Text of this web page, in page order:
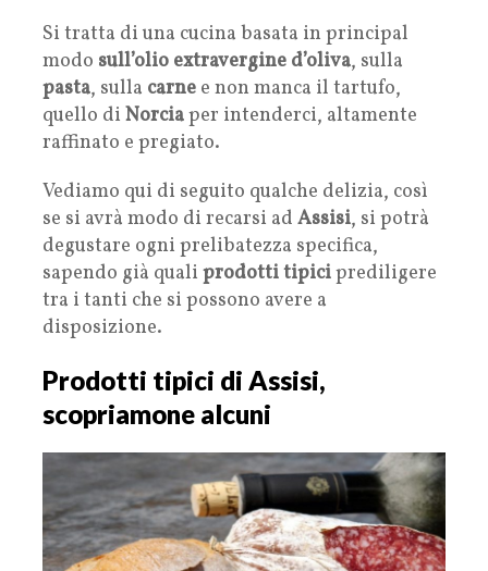
Si tratta di una cucina basata in principal
modo sull’olio extravergine d’oliva, sulla
pasta, sulla carne e non manca il tartufo,
quello di Norciaper intenderci, altamente
raffinato e pregiato.
Vediamo qui di seguito qualche delizia, così
se si avrà modo di recarsi ad Assisi, si potrà
degustare ogni prelibatezza specifica,
sapendo già quali prodotti tipiciprediligere
tra i tanti che si possono avere a
disposizione.
Prodotti tipici di Assisi,
scopriamone alcuni